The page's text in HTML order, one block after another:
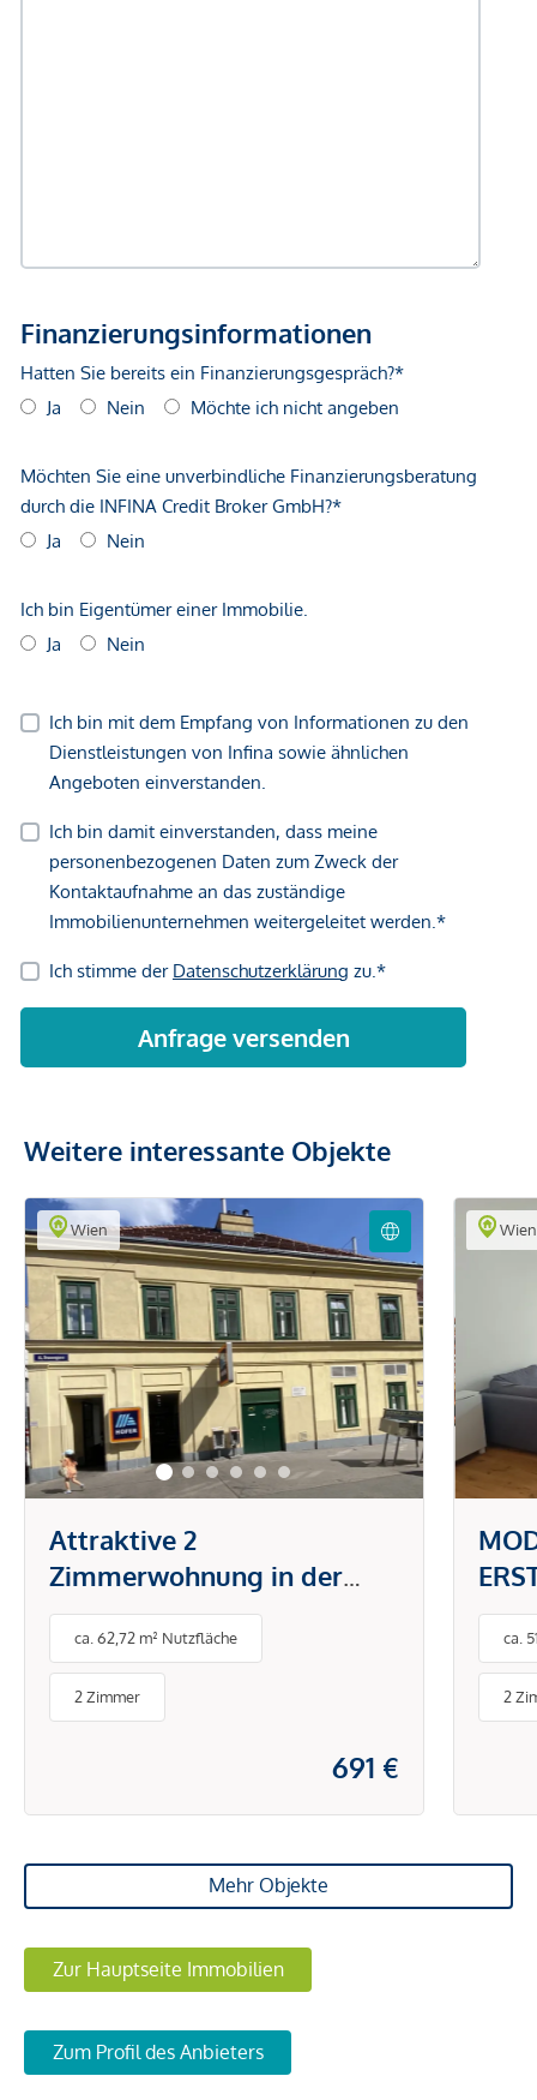
Weitere interessante Objekte
Wien
Attraktive 2
Zimmerwohnung in der
Brunnengasse
ca. 62,72 m² Nutzfläche
2 Zimmer
691 €
Wien
ca.
2
Mehr Objekte
Zur Hauptseite Immobilien
Zum Profil des Anbieters